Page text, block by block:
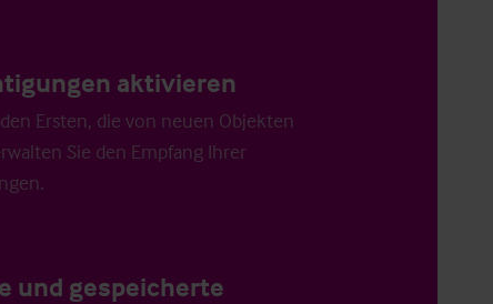
aktivieren
Ersten, die von neuen Objekten
Sie den Empfang Ihrer
und gespeicherte